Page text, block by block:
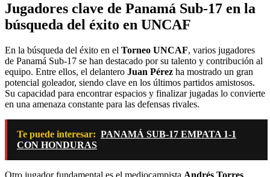
Jugadores clave de Panamá Sub-17 en la
búsqueda del éxito en UNCAF
En la búsqueda del éxito en el Torneo UNCAF, varios jugadores
de Panamá Sub-17 se han destacado por su talento y contribución al
equipo. Entre ellos, el delantero Juan Pérez ha mostrado un gran
potencial goleador, siendo clave en los últimos partidos amistosos.
Su capacidad para encontrar espacios y finalizar jugadas lo convierte
en una amenaza constante para las defensas rivales.
Te puede interesar: PANAMÁ SUB-17 EMPATA 1-1
CON HONDURAS